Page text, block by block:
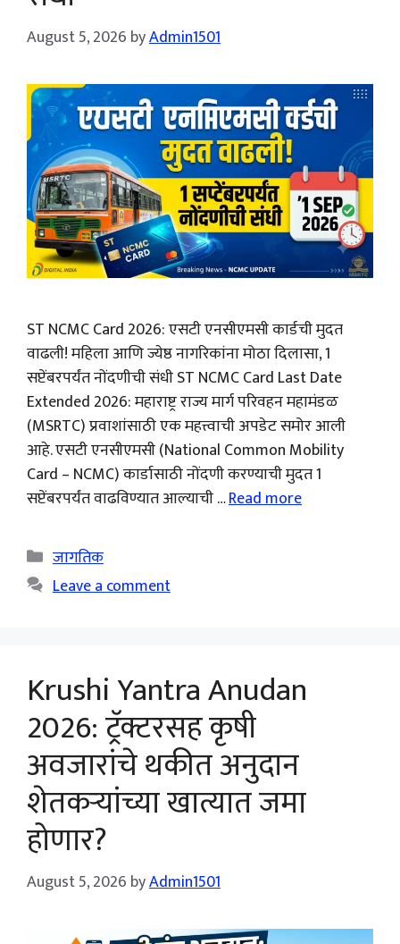
August 5, 2026 byAdmin1501
ST NCMC Card 2026: एसटी एनसीएमसी कार्डची मुदत
वाढली! महिला आणि ज्येष्ठ नागरिकांना मोठा दिलासा, 1
सप्टेंबरपर्यंत नोंदणीची संधी ST NCMC Card Last Date
Extended 2026: महाराष्ट्र राज्य मार्ग परिवहन महामंडळ
(MSRTC) प्रवाशांसाठी एक महत्त्वाची अपडेट समोर आली
आहे. एसटी एनसीएमसी (National Common Mobility
Card – NCMC) कार्डासाठी नोंदणी करण्याची मुदत 1
सप्टेंबरपर्यंत वाढविण्यात आल्याची …Read more
Categories
जागतिक
Leave a comment
Krushi Yantra Anudan
2026: ट्रॅक्टरसह कृषी
अवजारांचे थकीत अनुदान
शेतकऱ्यांच्या खात्यात जमा
होणार?
August 5, 2026 byAdmin1501